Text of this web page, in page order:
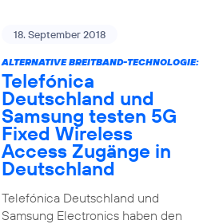
18. September 2018
ALTERNATIVE BREITBAND-TECHNOLOGIE:
Telefónica
Deutschland und
Samsung testen 5G
Fixed Wireless
Access Zugänge in
Deutschland
Telefónica Deutschland und
Samsung Electronics haben den